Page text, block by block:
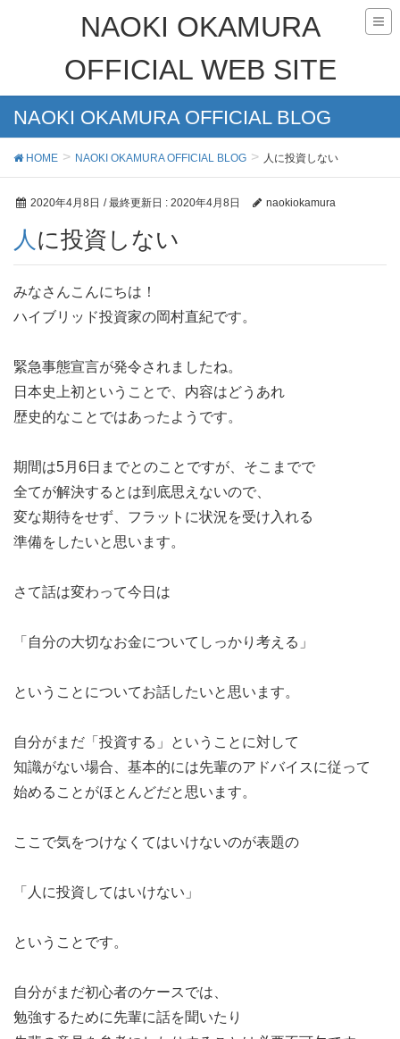
NAOKI OKAMURA
OFFICIAL WEB SITE
NAOKI OKAMURA OFFICIAL BLOG
HOME NAOKI OKAMURA OFFICIAL BLOG 人に投資しない
2020年4月8日 / 最終更新日 : 2020年4月8日 naokiokamura
人に投資しない
みなさんこんにちは！
ハイブリッド投資家の岡村直紀です。
緊急事態宣言が発令されましたね。
日本史上初ということで、内容はどうあれ
歴史的なことではあったようです。
期間は5月6日までとのことですが、そこまでで
全てが解決するとは到底思えないので、
変な期待をせず、フラットに状況を受け入れる
準備をしたいと思います。
さて話は変わって今日は
「自分の大切なお金についてしっかり考える」
ということについてお話したいと思います。
自分がまだ「投資する」ということに対して
知識がない場合、基本的には先輩のアドバイスに従って
始めることがほとんどだと思います。
ここで気をつけなくてはいけないのが表題の
「人に投資してはいけない」
ということです。
自分がまだ初心者のケースでは、
勉強するために先輩に話を聞いたり